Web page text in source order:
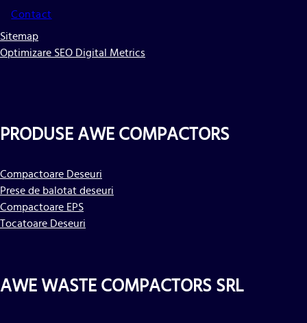
Contact
Sitemap
Optimizare SEO Digital Metrics
PRODUSE AWE COMPACTORS
Compactoare Deseuri
Prese de balotat deseuri
Compactoare EPS
Tocatoare Deseuri
AWE WASTE COMPACTORS SRL